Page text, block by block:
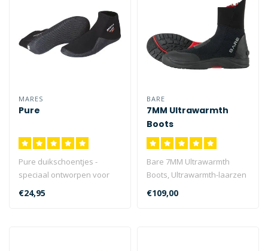
MARES
Pure
Pure duikschoentjes -
speciaal ontworpen voor
gebruik met de nieuwe
Avanti Pure ..
€24,95
BARE
7MM Ultrawarmth
Boots
Bare 7MM Ultrawarmth
Boots, Ultrawarmth-laarzen
met Ultrawarmth Celliant®
Infra..
€109,00